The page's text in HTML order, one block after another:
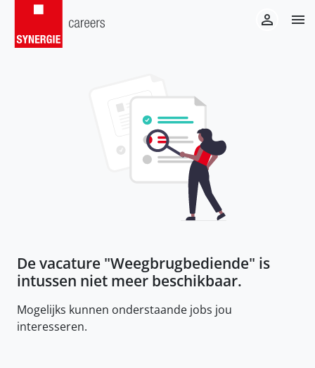
De vacature "Weegbrugbediende" is
intussen niet meer beschikbaar.
Mogelijks kunnen onderstaande jobs jou
interesseren.